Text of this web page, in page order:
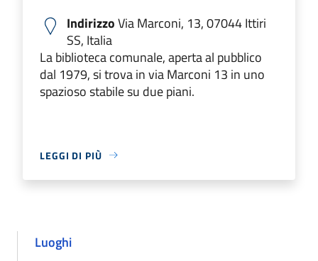
IndirizzoVia Marconi, 13, 07044 Ittiri
SS, Italia
La biblioteca comunale, aperta al pubblico
dal 1979, si trova in via Marconi 13 in uno
spazioso stabile su due piani.
LEGGI DI PIÙ
Luoghi